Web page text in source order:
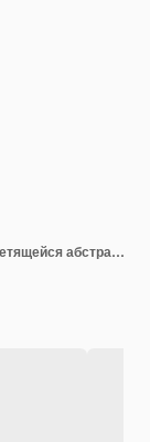
Неоновый световой волновой эффект светящейся абстрактной энергетической линии PNG